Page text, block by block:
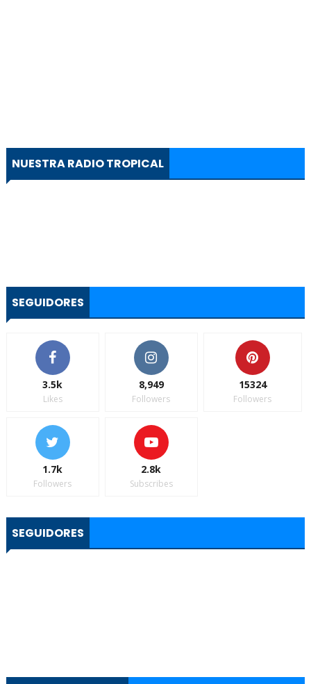
NUESTRA RADIO TROPICAL
SEGUIDORES
3.5k
Likes
8,949
Followers
15324
Followers
1.7k
Followers
2.8k
Subscribes
SEGUIDORES